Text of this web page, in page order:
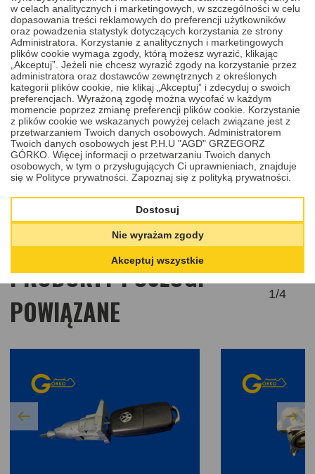
Potrzebujesz dostosować nowy lub używany wkład zamka
samochodowego do oryginalnego klucza? Oferujemy
profesjonalną usługę dopasowania wkładu zamka, dzięki której
możesz nadal korzystać z dotychczasowego klucza bez
konieczności dorabiania kolejnych egzemplarzy.
Cena
349,00 PLN DODAJDO KOSZYKA
PRODUKTY I USŁUGI
POWIĄZANE
1/4
w celach analitycznych i marketingowych, w szczególności w celu
dopasowania treści reklamowych do preferencji użytkowników
oraz powadzenia statystyk dotyczących korzystania ze strony
Administratora. Korzystanie z analitycznych i marketingowych
plików cookie wymaga zgody, którą możesz wyrazić, klikając
„Akceptuj”. Jeżeli nie chcesz wyrazić zgody na korzystanie przez
administratora oraz dostawców zewnętrznych z określonych
kategorii plików cookie, nie klikaj „Akceptuj” i zdecyduj o swoich
preferencjach. Wyrażoną zgodę można wycofać w każdym
momencie poprzez zmianę preferencji plików cookie. Korzystanie
z plików cookie we wskazanych powyżej celach związane jest z
przetwarzaniem Twoich danych osobowych. Administratorem
Twoich danych osobowych jest P.H.U "AGD" GRZEGORZ
GÓRKO. Więcej informacji o przetwarzaniu Twoich danych
osobowych, w tym o przysługujących Ci uprawnieniach, znajduje
się w Polityce prywatności. Zapoznaj się z polityką prywatności.
Dostosuj
Nie wyrażam zgody
Akceptuj wszystkie